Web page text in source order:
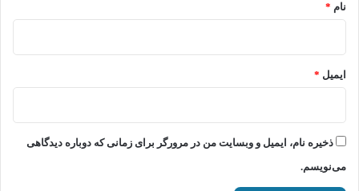
نام *
ایمیل *
ذخیره نام، ایمیل و وبسایت من در مرورگر برای زمانی که دوباره دیدگاهی
می‌نویسم.